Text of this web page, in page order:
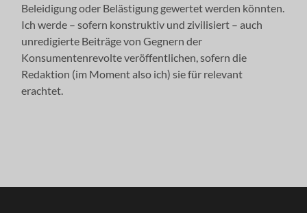
Beleidigung oder Belästigung gewertet werden könnten.
Ich werde – sofern konstruktiv und zivilisiert – auch
unredigierte Beiträge von Gegnern der
Konsumentenrevolte veröffentlichen, sofern die
Redaktion (im Moment also ich) sie für relevant
erachtet.